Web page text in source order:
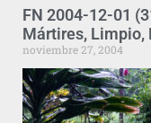
FN 2004-12-01
Mártires, Limpio,
noviembre 27, 2004